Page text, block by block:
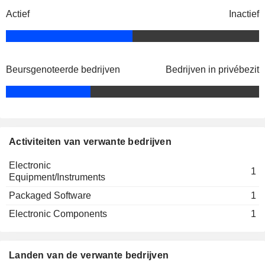
Actief Inactief
Beursgenoteerde bedrijven Bedrijven in privébezit
Activiteiten van verwante bedrijven
Electronic
Equipment/Instruments
1
Packaged Software
1
Electronic Components
1
Landen van de verwante bedrijven